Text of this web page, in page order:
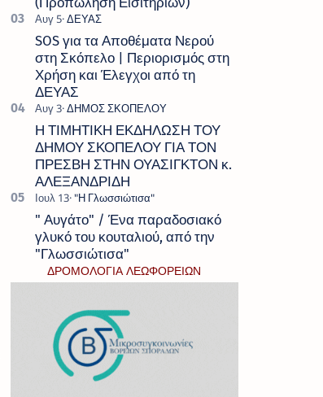
SOS για τα Αποθέματα Νερού
στη Σκόπελο | Περιορισμός στη
Χρήση και Έλεγχοι από τη
ΔΕΥΑΣ
Η ΤΙΜΗΤΙΚΗ ΕΚΔΗΛΩΣΗ ΤΟΥ
ΔΗΜΟΥ ΣΚΟΠΕΛΟΥ ΓΙΑ ΤΟΝ
ΠΡΕΣΒΗ ΣΤΗΝ ΟΥΑΣΙΓΚΤΟΝ κ.
ΑΛΕΞΑΝΔΡΙΔΗ
" Αυγάτο" / Ένα παραδοσιακό
γλυκό του κουταλιού, από την
"Γλωσσιώτισα"
ΔΡΟΜΟΛΟΓΙΑ ΛΕΩΦΟΡΕΙΩΝ